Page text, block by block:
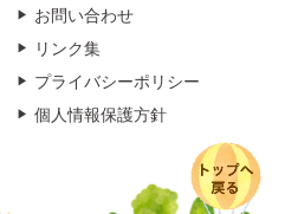
お問い合わせ
リンク集
プライバシーポリシー
個人情報保護方針